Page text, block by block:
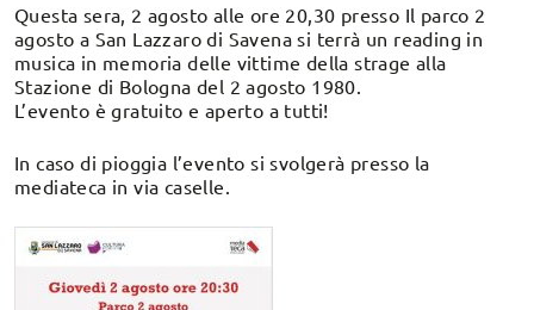
Questa sera, 2 agosto alle ore 20,30 presso Il parco 2
agosto a San Lazzaro di Savena si terrà un reading in
musica in memoria delle vittime della strage alla
Stazione di Bologna del 2 agosto 1980.
L’evento è gratuito e aperto a tutti!
In caso di pioggia l’evento si svolgerà presso la
mediateca in via caselle.